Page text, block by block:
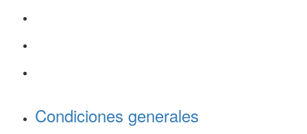
Condiciones generales